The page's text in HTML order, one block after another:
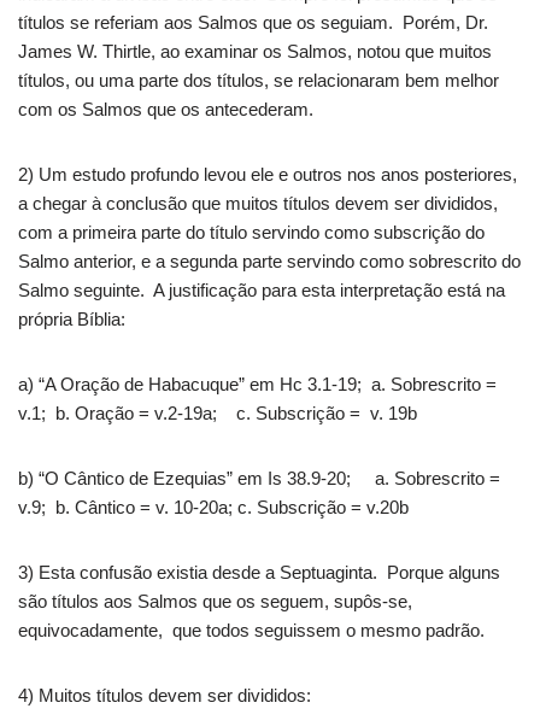
títulos se referiam aos Salmos que os seguiam. Porém, Dr.
James W. Thirtle, ao examinar os Salmos, notou que muitos
títulos, ou uma parte dos títulos, se relacionaram bem melhor
com os Salmos que os antecederam.
2) Um estudo profundo levou ele e outros nos anos posteriores,
a chegar à conclusão que muitos títulos devem ser divididos,
com a primeira parte do título servindo como subscrição do
Salmo anterior, e a segunda parte servindo como sobrescrito do
Salmo seguinte. A justificação para esta interpretação está na
própria Bíblia:
a) “A Oração de Habacuque” em Hc 3.1-19; a. Sobrescrito =
v.1; b. Oração = v.2-19a; c. Subscrição = v. 19b
b) “O Cântico de Ezequias” em Is 38.9-20; a. Sobrescrito =
v.9; b. Cântico = v. 10-20a; c. Subscrição = v.20b
3) Esta confusão existia desde a Septuaginta. Porque alguns
são títulos aos Salmos que os seguem, supôs-se,
equivocadamente, que todos seguissem o mesmo padrão.
4) Muitos títulos devem ser divididos: